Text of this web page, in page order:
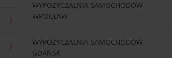
WYPOŻYCZALNIA SAMOCHODÓW
WROCŁAW
WYPOŻYCZALNIA SAMOCHODÓW
GDAŃSK